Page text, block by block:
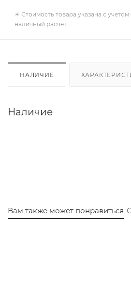
✴️ Стоимость товара указана с
наличный расчет.
НАЛИЧИЕ
Наличие
Вам также может понравиться